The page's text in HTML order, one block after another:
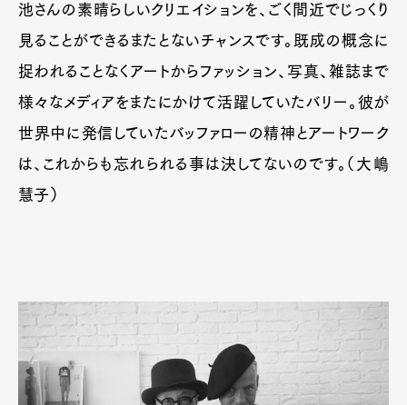
池さんの素晴らしいクリエイションを、ごく間近でじっくり
見ることができるまたとないチャンスです。既成の概念に
捉われることなくアートからファッション、写真、雑誌まで
様々なメディアをまたにかけて活躍していたバリー。彼が
世界中に発信していたバッファローの精神とアートワーク
は、これからも忘れられる事は決してないのです。（大嶋
慧子）